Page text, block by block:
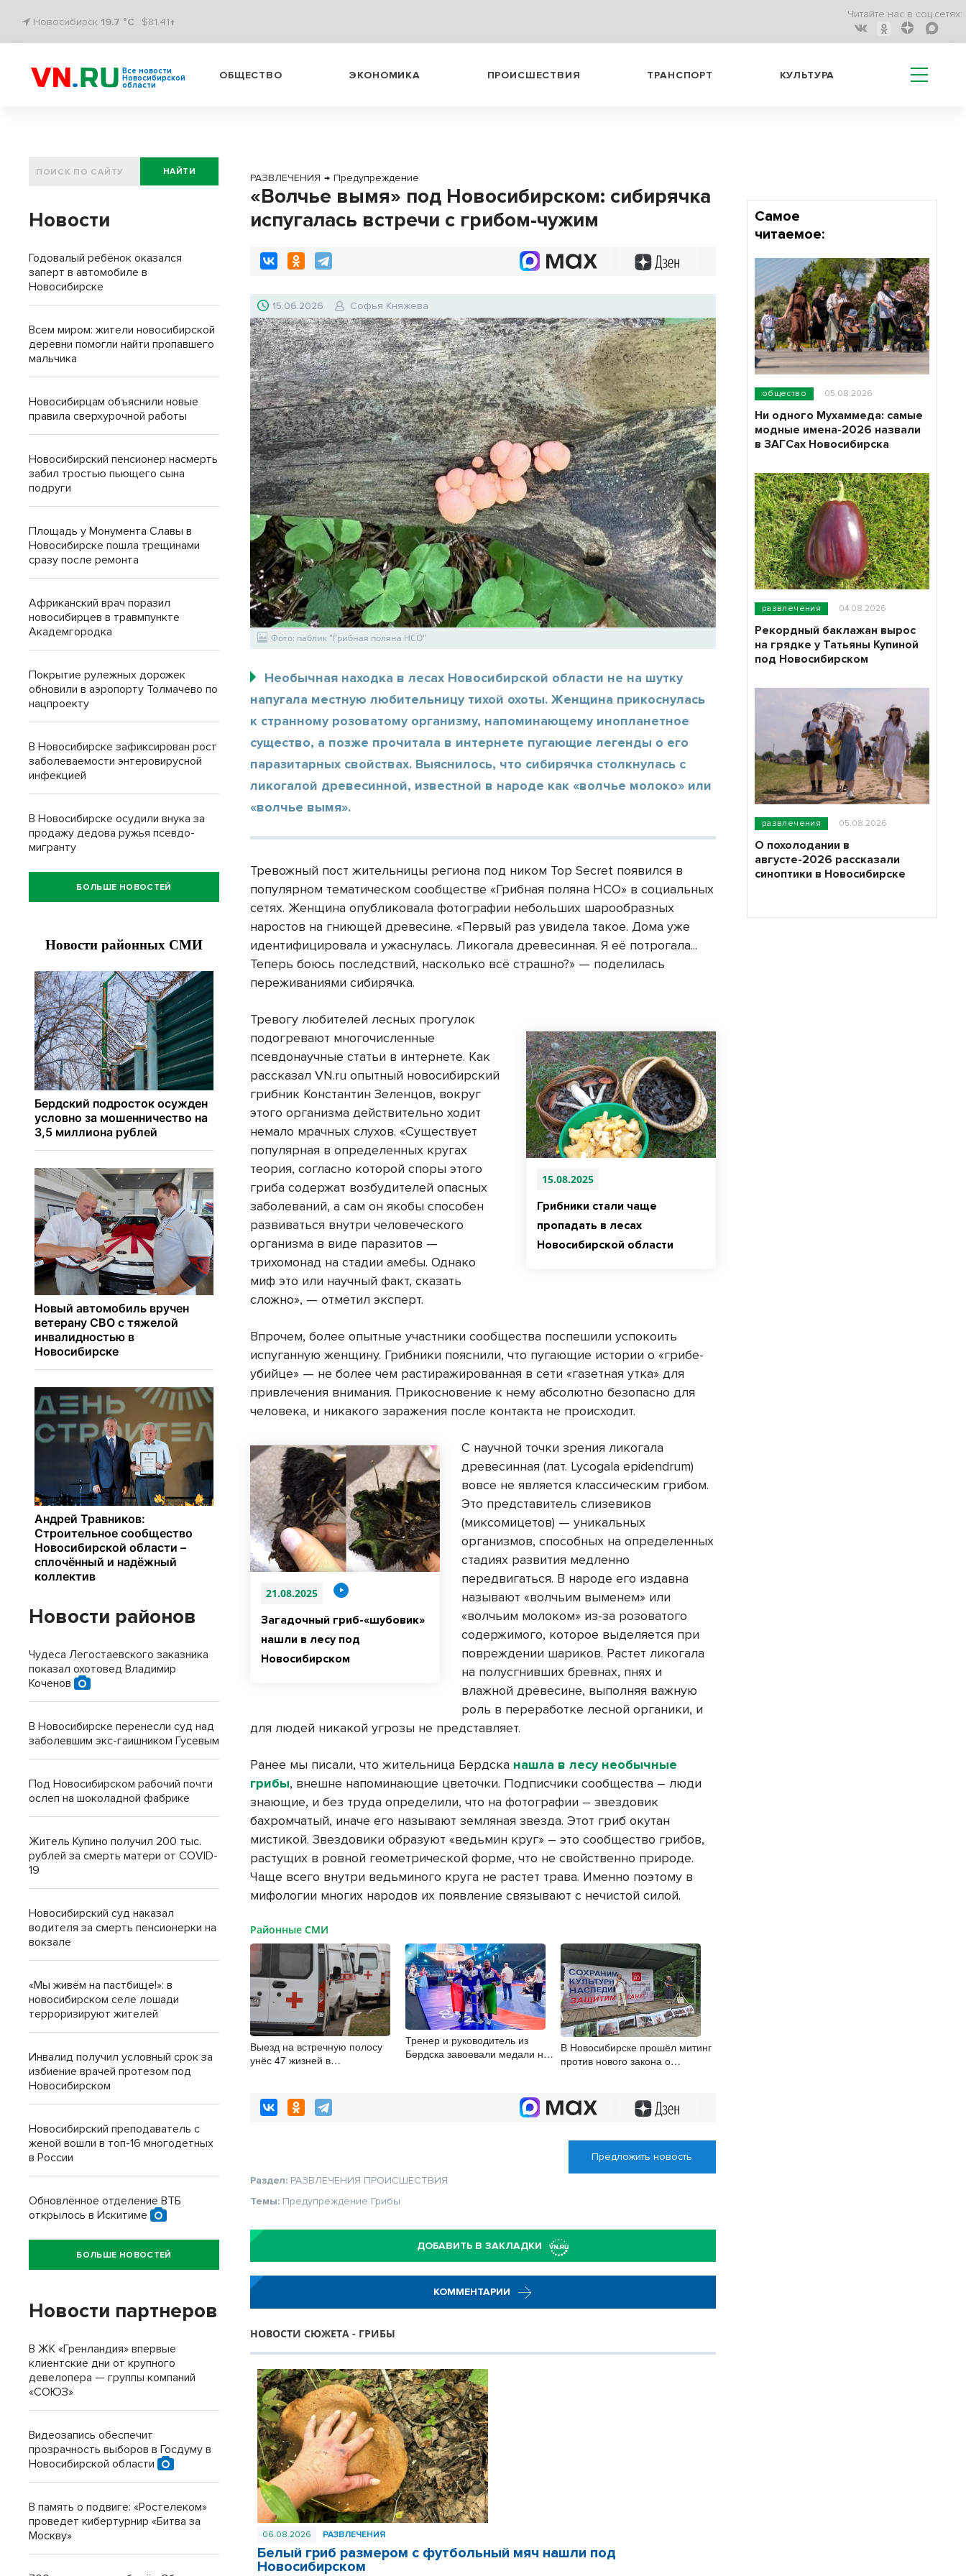
Новосибирск 19.7 °C $81.41↑
Читайте нас в соц.сетях:
Все новости
Новосибирской
области
ОБЩЕСТВО ЭКОНОМИКА ПРОИСШЕСТВИЯ ТРАНСПОРТ КУЛЬТУРА
РАЗВЛЕЧЕНИЯ → Предупреждение
«Волчье вымя» под Новосибирском: сибирячка
испугалась встречи с грибом-чужим
15.06.2026 Софья Княжева
Фото: паблик "Грибная поляна НСО"
Необычная находка в лесах Новосибирской области не на шутку
напугала местную любительницу тихой охоты. Женщина прикоснулась
к странному розоватому организму, напоминающему инопланетное
существо, а позже прочитала в интернете пугающие легенды о его
паразитарных свойствах. Выяснилось, что сибирячка столкнулась с
ликогалой древесинной, известной в народе как «волчье молоко» или
«волчье вымя».
Тревожный пост жительницы региона под ником Top Secret появился в
популярном тематическом сообществе «Грибная поляна НСО» в социальных
сетях. Женщина опубликовала фотографии небольших шарообразных
наростов на гниющей древесине. «Первый раз увидела такое. Дома уже
идентифицировала и ужаснулась. Ликогала древесинная. Я её потрогала...
Теперь боюсь последствий, насколько всё страшно?» — поделилась
переживаниями сибирячка.
15.08.2025
Грибники стали чаще
пропадать в лесах
Новосибирской области
Тревогу любителей лесных прогулок
подогревают многочисленные
псевдонаучные статьи в интернете. Как
рассказал VN.ru опытный новосибирский
грибник Константин Зеленцов, вокруг
этого организма действительно ходит
немало мрачных слухов. «Существует
популярная в определенных кругах
теория, согласно которой споры этого
гриба содержат возбудителей опасных
заболеваний, а сам он якобы способен
развиваться внутри человеческого
организма в виде паразитов —
трихомонад на стадии амебы. Однако
миф это или научный факт, сказать
сложно», — отметил эксперт.
Впрочем, более опытные участники сообщества поспешили успокоить
испуганную женщину. Грибники пояснили, что пугающие истории о «грибе-
убийце» — не более чем растиражированная в сети «газетная утка» для
привлечения внимания. Прикосновение к нему абсолютно безопасно для
человека, и никакого заражения после контакта не происходит.
21.08.2025
Загадочный гриб-«шубовик»
нашли в лесу под
Новосибирском
С научной точки зрения ликогала
древесинная (лат. Lycogala epidendrum)
вовсе не является классическим грибом.
Это представитель слизевиков
(миксомицетов) — уникальных
организмов, способных на определенных
стадиях развития медленно
передвигаться. В народе его издавна
называют «волчьим выменем» или
«волчьим молоком» из-за розоватого
содержимого, которое выделяется при
повреждении шариков. Растет ликогала
на полусгнивших бревнах, пнях и
влажной древесине, выполняя важную
роль в переработке лесной органики, и
для людей никакой угрозы не представляет.
Ранее мы писали, что жительница Бердска нашла в лесу необычные
грибы, внешне напоминающие цветочки. Подписчики сообщества – люди
знающие, и без труда определили, что на фотографии – звездовик
бахромчатый, иначе его называют земляная звезда. Этот гриб окутан
мистикой. Звездовики образуют «ведьмин круг» – это сообщество грибов,
растущих в ровной геометрической форме, что не свойственно природе.
Чаще всего внутри ведьминого круга не растет трава. Именно поэтому в
мифологии многих народов их появление связывают с нечистой силой.
Районные СМИ
Выезд на встречную полосу
унёс 47 жизней в
Тренер и руководитель из
Бердска завоевали медали на
В Новосибирске прошёл митинг
против нового закона о
Предложить новость
Раздел: РАЗВЛЕЧЕНИЯ ПРОИСШЕСТВИЯ
Темы: Предупреждение Грибы
ДОБАВИТЬ В ЗАКЛАДКИ
КОММЕНТАРИИ
НОВОСТИ СЮЖЕТА - ГРИБЫ
06.08.2026 РАЗВЛЕЧЕНИЯ
Белый гриб размером с футбольный мяч нашли под
Новосибирском
НАЙТИ
Новости
Годовалый ребёнок оказался
заперт в автомобиле в
Новосибирске
Всем миром: жители новосибирской
деревни помогли найти пропавшего
мальчика
Новосибирцам объяснили новые
правила сверхурочной работы
Новосибирский пенсионер насмерть
забил тростью пьющего сына
подруги
Площадь у Монумента Славы в
Новосибирске пошла трещинами
сразу после ремонта
Африканский врач поразил
новосибирцев в травмпункте
Академгородка
Покрытие рулежных дорожек
обновили в аэропорту Толмачево по
нацпроекту
В Новосибирске зафиксирован рост
заболеваемости энтеровирусной
инфекцией
В Новосибирске осудили внука за
продажу дедова ружья псевдо-
мигранту
БОЛЬШЕ НОВОСТЕЙ
Новости районов
Чудеса Легостаевского заказника
показал охотовед Владимир
Коченов
В Новосибирске перенесли суд над
заболевшим экс-гаишником Гусевым
Под Новосибирском рабочий почти
ослеп на шоколадной фабрике
Житель Купино получил 200 тыс.
рублей за смерть матери от COVID-
19
Новосибирский суд наказал
водителя за смерть пенсионерки на
вокзале
«Мы живём на пастбище!»: в
новосибирском селе лошади
терроризируют жителей
Инвалид получил условный срок за
избиение врачей протезом под
Новосибирском
Новосибирский преподаватель с
женой вошли в топ-16 многодетных
в России
Обновлённое отделение ВТБ
открылось в Искитиме
БОЛЬШЕ НОВОСТЕЙ
Новости партнеров
В ЖК «Гренландия» впервые
клиентские дни от крупного
девелопера — группы компаний
«СОЮЗ»
Видеозапись обеспечит
прозрачность выборов в Госдуму в
Новосибирской области
В память о подвиге: «Ростелеком»
проведет кибертурнир «Битва за
Москву»
Самое
читаемое:
общество 05.08.2026
Ни одного Мухаммеда: самые
модные имена-2026 назвали
в ЗАГСах Новосибирска
развлечения 04.08.2026
Рекордный баклажан вырос
на грядке у Татьяны Купиной
под Новосибирском
развлечения 05.08.2026
О похолодании в
августе-2026 рассказали
синоптики в Новосибирске